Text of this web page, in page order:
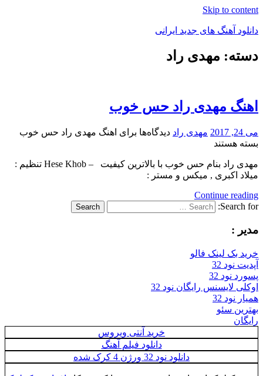
Skip to content
دانلود آهنگ های جدید ایرانی
دانلود
دسته: مهدی راد
اهنگ مهدی راد حس خوب
می 24, 2017 مهدی راد دیدگاه‌ها برای اهنگ مهدی راد حس خوب
بسته هستند
مهدی راد بنام حس خوب با بالاترین کیفیت – Hese Khob تنظیم :
میلاد اکبری , میکس و مستر :
Continue reading
Search for:
Search
مدیر :
خرید بک لینک فالو
آپدیت نود 32
پسورد نود 32
اوکلی لایسنس رایگان نود 32
همیار نود 32
بهترین سئو
رایگان
خرید آنتی ویروس
دانلود فیلم آهنگ
دانلود نود 32 ورژن 4 کرک شده